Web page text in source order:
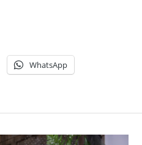
WhatsApp